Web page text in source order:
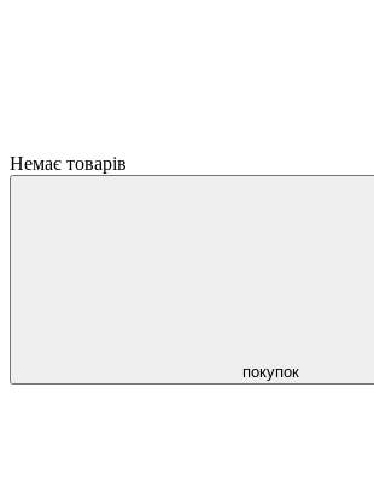
Немає товарів
покупок